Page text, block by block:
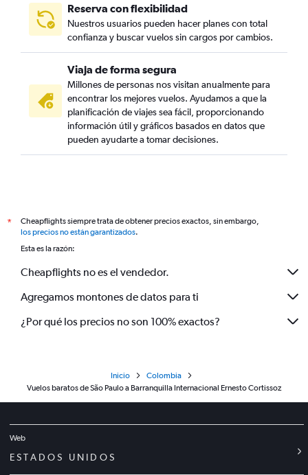
Reserva con flexibilidad
Nuestros usuarios pueden hacer planes con total
confianza y buscar vuelos sin cargos por cambios.
Viaja de forma segura
Millones de personas nos visitan anualmente para
encontrar los mejores vuelos. Ayudamos a que la
planificación de viajes sea fácil, proporcionando
información útil y gráficos basados en datos que
pueden ayudarte a tomar decisiones.
*
Cheapflights siempre trata de obtener precios exactos, sin embargo,
los precios no están garantizados.
Esta es la razón:
Cheapflights no es el vendedor.
Agregamos montones de datos para ti
¿Por qué los precios no son 100% exactos?
Inicio
Colombia
Vuelos baratos de São Paulo a Barranquilla Internacional Ernesto Cortissoz
Web
ESTADOS UNIDOS